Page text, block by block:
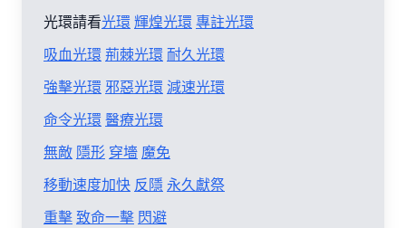
光環請看光環輝煌光環專註光環
吸血光環荊棘光環耐久光環
強擊光環邪惡光環減速光環
命令光環醫療光環
無敵 隱形 穿墻 魔免
移動速度加快 反隱 永久獻祭
重擊致命一擊 閃避